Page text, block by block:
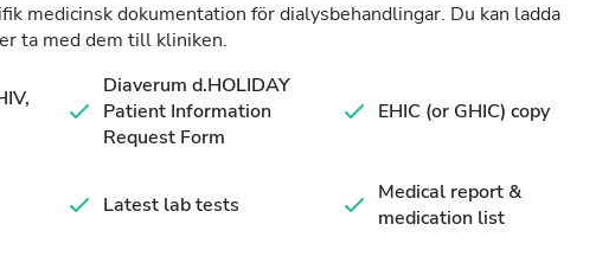
medicinsk dokumentation för dialysbehandlingar. Du kan ladda
ta med dem till kliniken.
Diaverum d.HOLIDAY
Patient Information
Request Form
EHIC (or GHIC) copy
Latest lab tests
Medical report &
medication list